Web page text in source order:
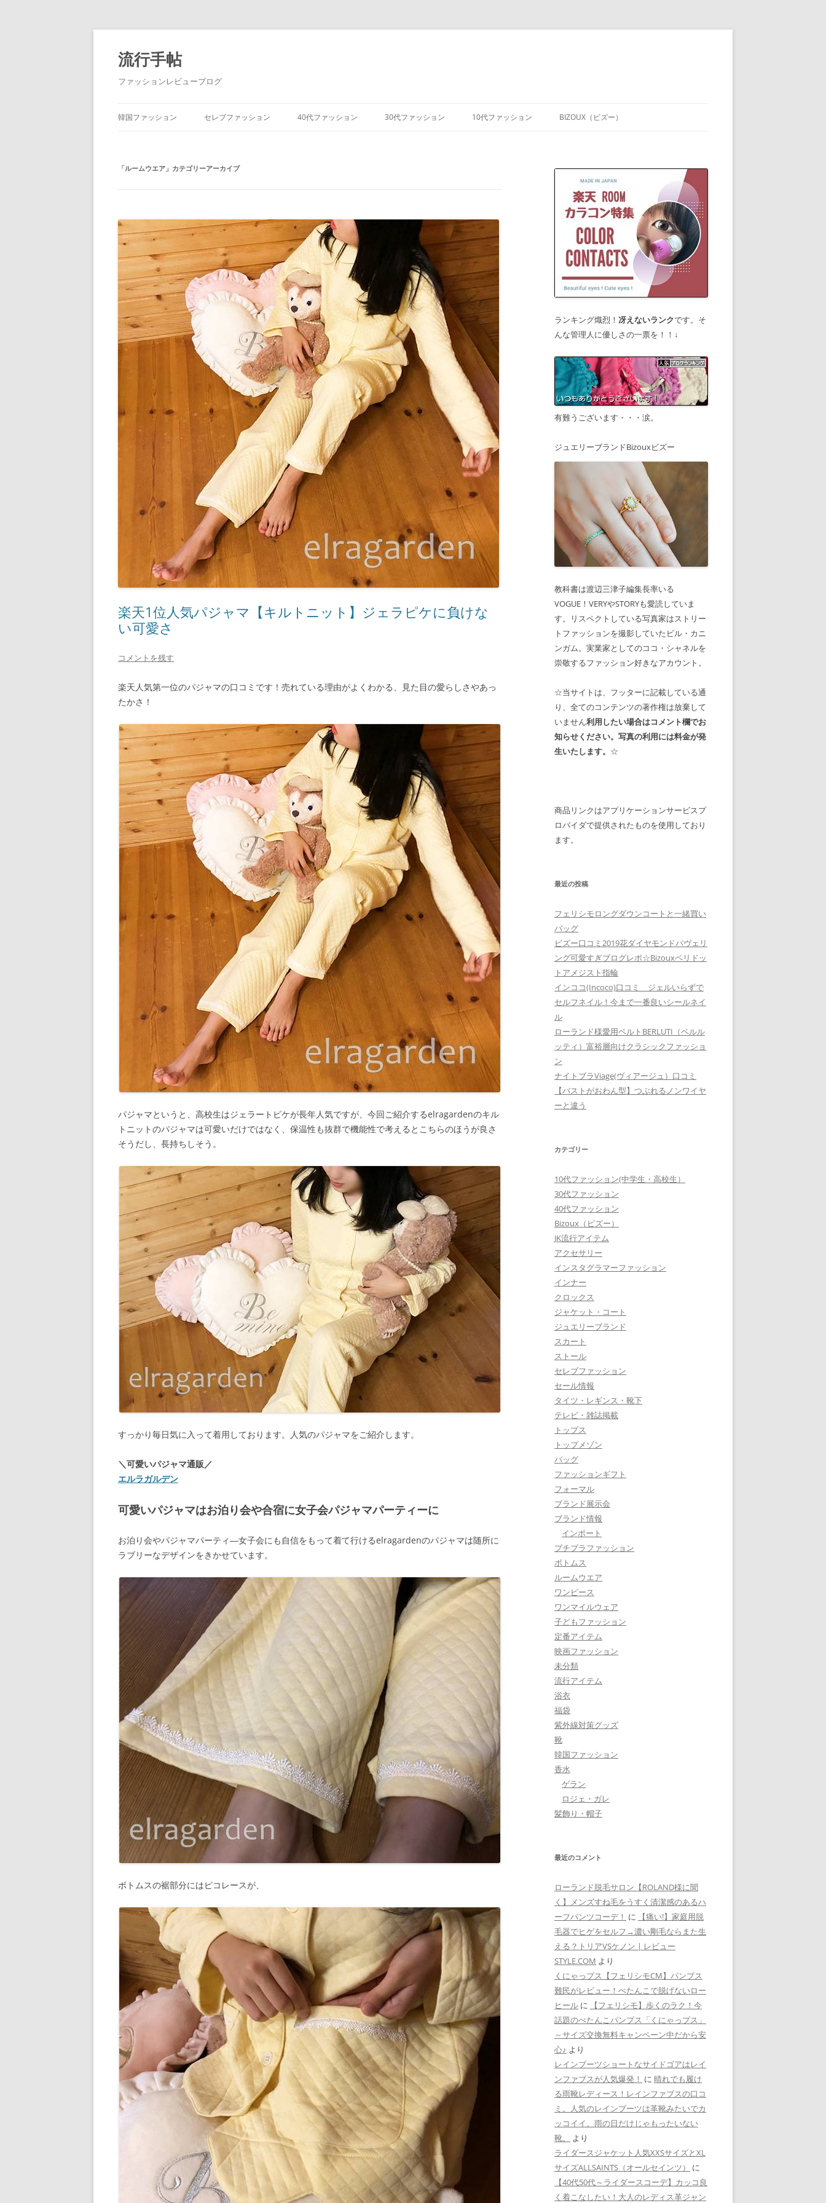
流行手帖
ファッションレビューブログ
ン
テ
韓国ファッション セレブファッション 40代ファッション 30代ファッション 10代ファッション BIZOUX（ビズー）
「ルームウエア 」カテゴリーアーカイブ
楽天1位人気パジャマ【キルトニット】ジェラピケに負けな
い可愛さ
コメントを残す
楽天人気第一位のパジャマの口コミです！売れている理由がよくわかる、見た目の愛らしさやあっ
たかさ！
パジャマというと、高校生はジェラートピケが長年人気ですが、今回ご紹介するelragardenのキル
トニットのパジャマは可愛いだけではなく、保温性も抜群で機能性で考えるとこちらのほうが良さ
そうだし、長持ちしそう。
すっかり毎日気に入って着用しております。人気のパジャマをご紹介します。
＼可愛いパジャマ通販／
エルラガルデン
可愛いパジャマはお泊り会や合宿に女子会パジャマパーティーに
お泊り会やパジャマパーティ―女子会にも自信をもって着て行けるelragardenのパジャマは随所に
ラブリーなデザインをきかせています。
ボトムスの裾部分にはピコレースが、
ランキング熾烈！ 冴えないランクです。そ
んな管理人に優しさの一票を！！↓
有難うございます・・・涙。
ジュエリーブランドBizouxビズー
教科書は渡辺三津子編集長率いる
VOGUE！VERYやSTORYも愛読していま
す。リスペクトしている写真家はストリー
トファッションを撮影していたビル・カニ
ンガム。実業家としてのココ・シャネルを
崇敬するファッション好きなアカウント。
☆当サイトは、フッターに記載している通
り、全てのコンテンツの著作権は放棄して
いません利用したい場合はコメント欄でお
知らせください。写真の利用には料金が発
生いたします。 ☆
商品リンクはアプリケーションサービスプ
ロバイダで提供されたものを使用しており
ます。
最近の投稿
フェリシモロングダウンコートと一緒買い
バッグ
ビズー口コミ2019花ダイヤモンドパヴェリ
ング可愛すぎブログレポ☆Bizouxペリドッ
トアメジスト指輪
インココ(Incoco)口コミ ジェルいらずで
セルフネイル！今まで一番良いシールネイ
ル
ローランド様愛用ベルトBERLUTI（ベルル
ッティ）富裕層向けクラシックファッショ
ン
ナイトブラViage(ヴィアージュ）口コミ
【バストがおわん型】つぶれるノンワイヤ
ーと違う
カテゴリー
10代ファッション(中学生・高校生）
30代ファッション
40代ファッション
Bizoux（ビズー）
JK流行アイテム
アクセサリー
インスタグラマーファッション
インナー
クロックス
ジャケット・コート
ジュエリーブランド
スカート
ストール
セレブファッション
セール情報
タイツ・レギンス・靴下
テレビ・雑誌掲載
トップス
トップメゾン
バッグ
ファッションギフト
フォーマル
ブランド展示会
ブランド情報
インポート
プチプラファッション
ボトムス
ルームウエア
ワンピース
ワンマイルウェア
子どもファッション
定番アイテム
映画ファッション
未分類
流行アイテム
浴衣
福袋
紫外線対策グッズ
靴
韓国ファッション
香水
ゲラン
ロジェ・ガレ
髪飾り・帽子
最近のコメント
ローランド脱毛サロン【ROLAND様に聞
く】メンズすね毛をうすく清潔感のあるハ
ーフパンツコーデ！ に
【痛い!】家庭用脱
毛器でヒゲをセルフ→濃い剛毛ならまた生
える？トリアVSケノン | レビュー
STYLE.COM より
くにゃっプス【フェリシモCM】パンプス
難民がレビュー！ぺたんこで脱げないロー
ヒール に
【フェリシモ】歩くのラク！今
話題のぺたんこパンプス「くにゃっプス」
～サイズ交換無料キャンペーン中だから安
心♪ より
レインブーツショートなサイドゴアはレイ
ンファブスが人気爆発！ に 晴れでも履け
る雨靴レディース！レインファブスの口コ
ミ。人気のレインブーツは革靴みたいでカ
ッコイイ。雨の日だけじゃもったいない
靴。
より
ライダースジャケット人気XXSサイズとXL
サイズALLSAINTS（オールセインツ）
に
【40代50代～ライダースコーデ】カッコ良
く着こなしたい！大人のレディス革ジャン